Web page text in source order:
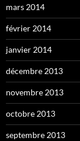
mars 2014
février 2014
janvier 2014
décembre 2013
novembre 2013
octobre 2013
septembre 2013